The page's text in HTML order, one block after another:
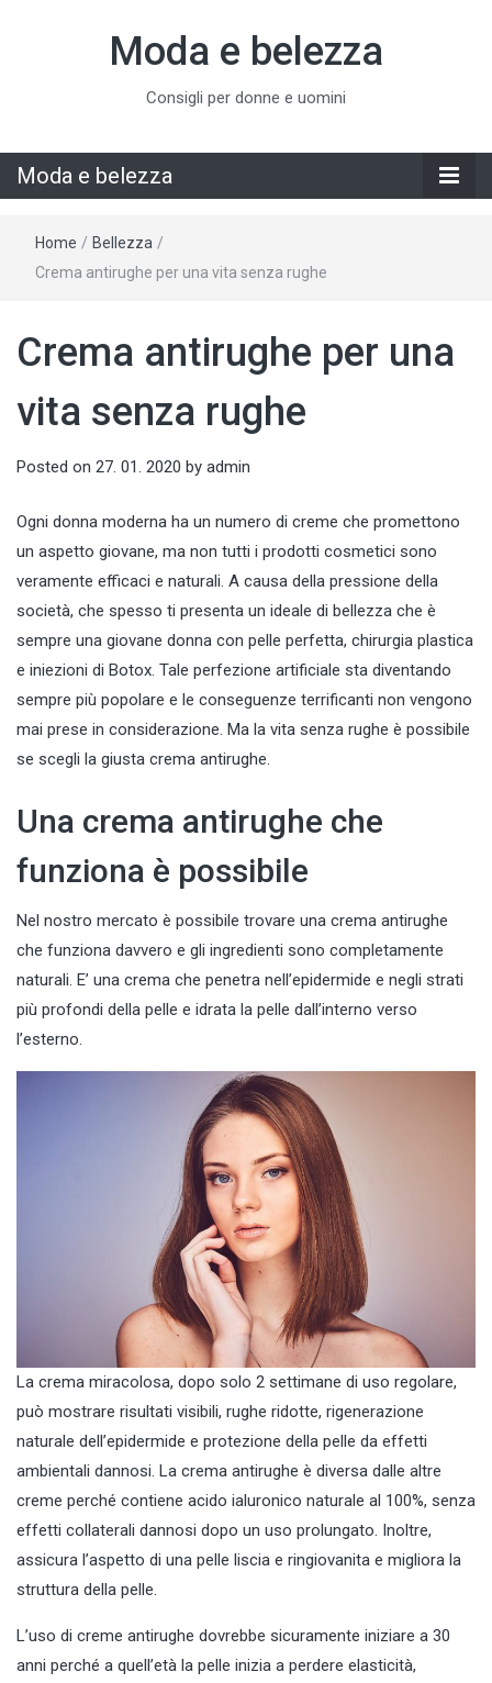
Moda e belezza
Consigli per donne e uomini
Moda e belezza
Home / Bellezza /
Crema antirughe per una vita senza rughe
Crema antirughe per una
vita senza rughe
Posted on 27. 01. 2020 by admin
Ogni donna moderna ha un numero di creme che promettono
un aspetto giovane, ma non tutti i prodotti cosmetici sono
veramente efficaci e naturali. A causa della pressione della
società, che spesso ti presenta un ideale di bellezza che è
sempre una giovane donna con pelle perfetta, chirurgia plastica
e iniezioni di Botox. Tale perfezione artificiale sta diventando
sempre più popolare e le conseguenze terrificanti non vengono
mai prese in considerazione. Ma la vita senza rughe è possibile
se scegli la giusta crema antirughe.
Una crema antirughe che
funziona è possibile
Nel nostro mercato è possibile trovare una crema antirughe
che funziona davvero e gli ingredienti sono completamente
naturali. E’ una crema che penetra nell’epidermide e negli strati
più profondi della pelle e idrata la pelle dall’interno verso
l’esterno.
La crema miracolosa, dopo solo 2 settimane di uso regolare,
può mostrare risultati visibili, rughe ridotte, rigenerazione
naturale dell’epidermide e protezione della pelle da effetti
ambientali dannosi. La crema antirughe è diversa dalle altre
creme perché contiene acido ialuronico naturale al 100%, senza
effetti collaterali dannosi dopo un uso prolungato. Inoltre,
assicura l’aspetto di una pelle liscia e ringiovanita e migliora la
struttura della pelle.
L’uso di creme antirughe dovrebbe sicuramente iniziare a 30
anni perché a quell’età la pelle inizia a perdere elasticità,